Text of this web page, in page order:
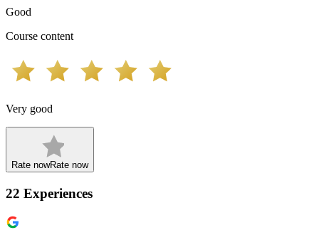
Good
Course content
Very good
Rate nowRate now
22 Experiences